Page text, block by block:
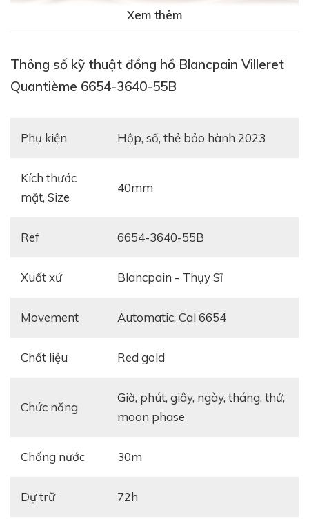
Xem thêm
Thông số kỹ thuật đồng hồ Blancpain Villeret
Quantième 6654-3640-55B
Phụ kiện hộp, sổ, thẻ bảo hành 2023
Kích thước
mặt, Size
40mm
Ref 6654-3640-55B
Xuất xứ Blancpain - Thụy Sĩ
Movement automatic, Cal 6654
Chất liệu red gold
Chức năng
giờ, phút, giây, ngày, tháng, thứ,
moon phase
Chống nước 30m
Dự trữ 72h